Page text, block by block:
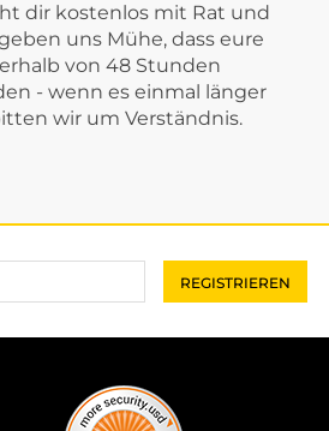
dir kostenlos mit Rat und
uns Mühe, dass eure
von 48 Stunden
- wenn es einmal länger
wir um Verständnis.